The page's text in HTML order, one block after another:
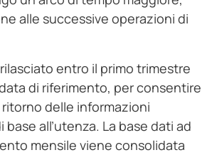
alle successive operazioni di
entro il primo trimestre
di riferimento, per consentire
delle informazioni
all’utenza. La base dati ad
mensile viene consolidata